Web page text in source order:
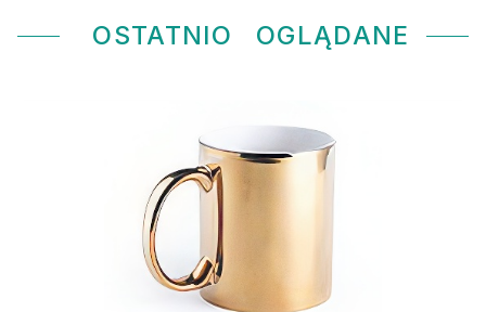
OSTATNIO OGLĄDANE